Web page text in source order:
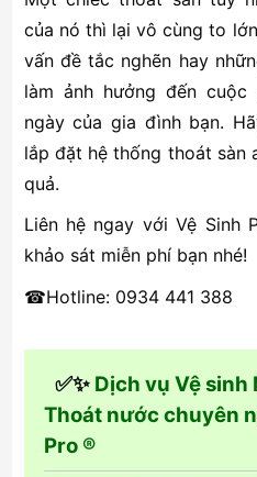
của nó thì lại vô cùng to
vấn đề tắc nghẽn hay
làm ảnh hưởng đến
ngày của gia đình bạn.
lắp đặt hệ thống thoát sàn
quả.
Liên hệ ngay với Vệ
khảo sát miễn phí bạn nhé!
☎Hotline: 0934 441 388
✅✨ Dịch vụ Vệ
Thoát nước chuyên
Pro ®